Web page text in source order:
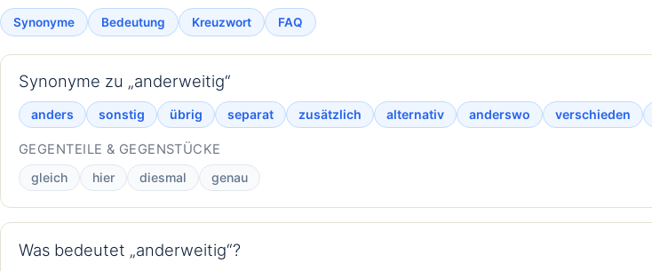
Synonyme Bedeutung Kreuzwort FAQ
Synonyme zu „anderweitig“
anders sonstig übrig separat zusätzlich alternativ anderswo verschieden
GEGENTEILE & GEGENSTÜCKE
gleich hier diesmal genau
Was bedeutet „anderweitig“?